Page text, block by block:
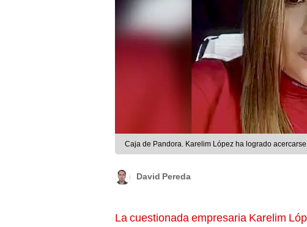
Caja de Pandora. Karelim López ha logrado
David Pereda
La cuestionada empresaria Karelim